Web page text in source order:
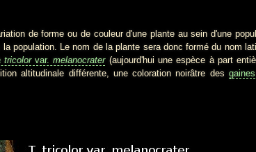
de forme ou de couleur d'une plante au sein d'une
population. Le nom de la plante sera donc formé du nom
tricolorvar.melanocrater(aujourd'hui une espèce à part
altitudinale différente, une coloration noirâtre des gaines